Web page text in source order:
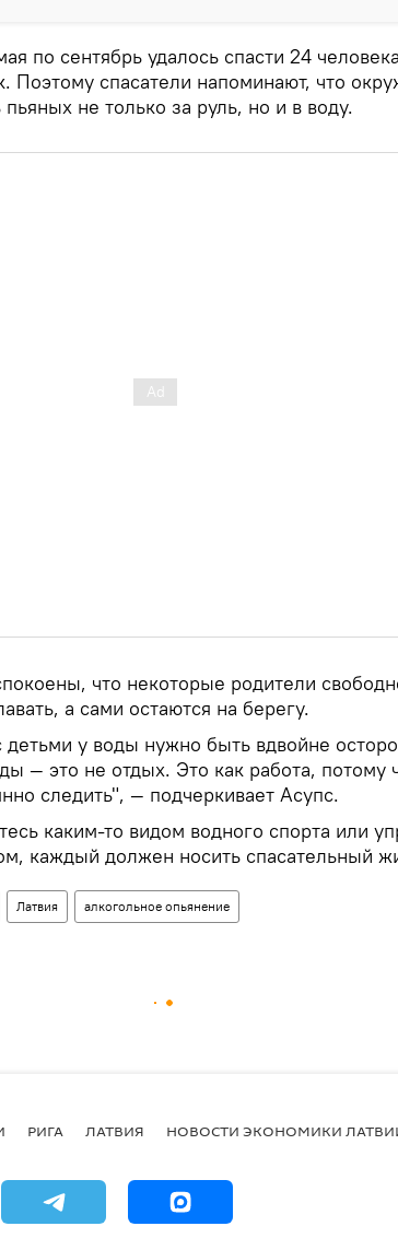
по сентябрь удалось спасти 24
Поэтому спасатели напоминают, что
не только за руль, но и в воду.
что некоторые родители
а сами остаются на берегу.
детьми у воды нужно быть вдвойне
— это не отдых. Это как работа, потому
следить", — подчеркивает Асупс.
каким-то видом водного спорта или
каждый должен носить спасательный
Латвия алкогольное опьянение
РИГА ЛАТВИЯ НОВОСТИ ЭКОНОМИКИ